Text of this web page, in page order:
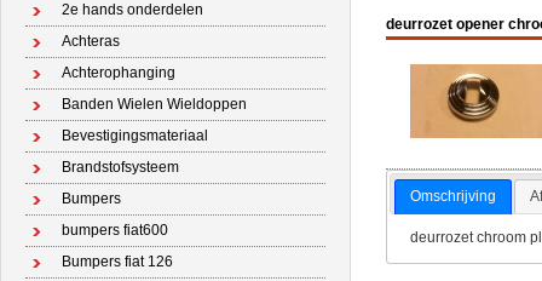
2e hands onderdelen
Achteras
Achterophanging
Banden Wielen Wieldoppen
Bevestigingsmateriaal
Brandstofsysteem
Bumpers
bumpers fiat600
Bumpers fiat 126
deurrozet opener
Omschrijving
deurrozet chroom